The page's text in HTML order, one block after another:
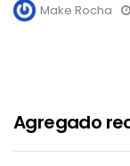
Make Rocha
Agregado